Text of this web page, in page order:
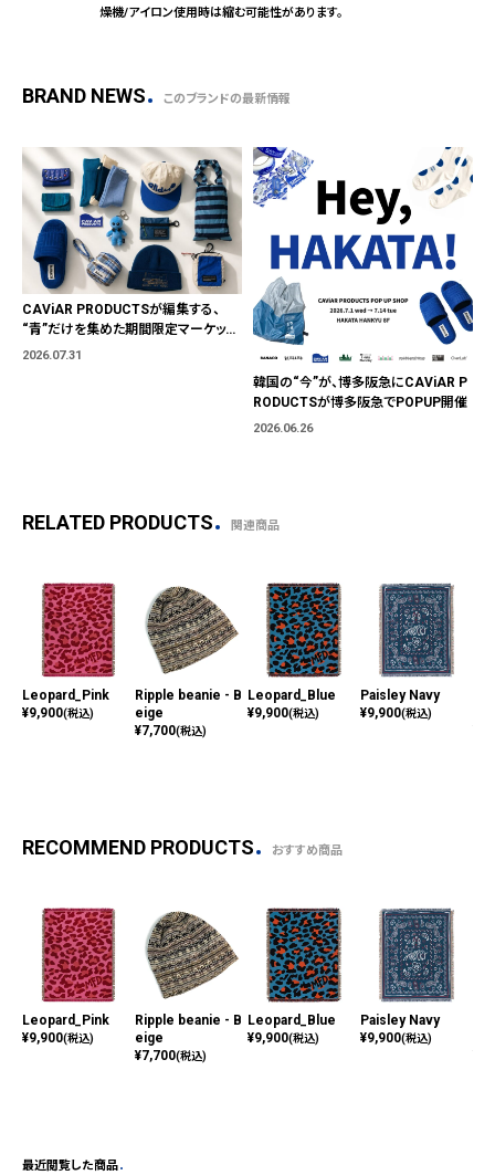
燥機/アイロン使用時は縮む可能性があります。
BRAND NEWS このブランドの最新情報
CAViAR PRODUCTSが編集する、
“青”だけを集めた期間限定マーケット
「BLUE MARKET」が横浜に。ブランド
2026.07.31
韓国の“今”が、博多阪急にCAViAR P
RODUCTSが博多阪急でPOPUP開催
2026.06.26
RELATED PRODUCTS 関連商品
Leopard_Pink
¥9,900(税込)
Ripple beanie - B
eige
¥7,700(税込)
Leopard_Blue
¥9,900(税込)
Paisley Navy
¥9,900(税込)
RECOMMEND PRODUCTS おすすめ商品
Leopard_Pink
¥9,900(税込)
Ripple beanie - B
eige
¥7,700(税込)
Leopard_Blue
¥9,900(税込)
Paisley Navy
¥9,900(税込)
最近閲覧した商品